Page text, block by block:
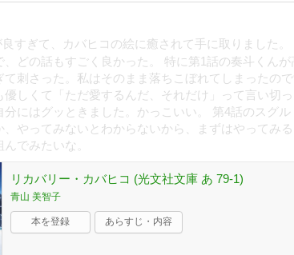
すぎて、カバヒコの絵に癒されて手に取りました。
、どの話もすごく良かった。 特に第1話の奏斗くんが
て刺さった。私はそのまま落ちこぼれてしまったの
優しくて「ただ愛するんだ、それだけ」って言い切
分にはグッときました。かっこいい。 第4話のスグ
、やってみないとわからないから、まずはやってみ
でみたいな。
リカバリー・カバヒコ (光文社文庫 あ 79-1)
青山 美智子
本を登録 あらすじ・内容